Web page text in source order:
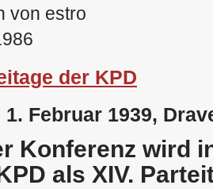
von estro
der KPD
Februar 1939,
Konferenz wird
als XIV.